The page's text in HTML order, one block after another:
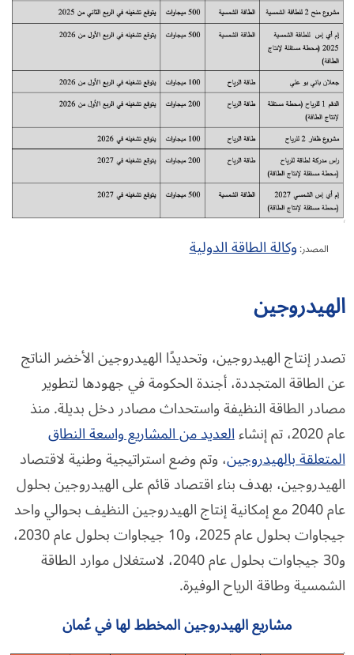
المصدر: وكالة الطاقة الدولية
الهيدروجين
تصدر إنتاج الهيدروجين، وتحديدًا الهيدروجين الأخضر الناتج
عن الطاقة المتجددة، أجندة الحكومة في جهودها لتطوير
مصادر الطاقة النظيفة واستحداث مصادر دخل بديلة. منذ
عام 2020، تم إنشاء
العديد من المشاريع واسعة النطاق
المتعلقة بالهيدروجين، وتم وضع استراتيجية وطنية لاقتصاد
الهيدروجين، بهدف بناء اقتصاد قائم على الهيدروجين بحلول
عام 2040 مع إمكانية إنتاج الهيدروجين النظيف بحوالي واحد
جيجاوات بحلول عام 2025، و10 جيجاوات بحلول عام 2030،
و30 جيجاوات بحلول عام 2040، لاستغلال موارد الطاقة
الشمسية وطاقة الرياح الوفيرة.
مشاريع الهيدروجين المخطط لها في عُمان